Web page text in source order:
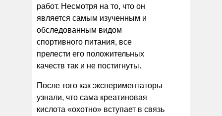
работ. Несмотря на то, что он
является самым изученным и
обследованным видом
спортивного питания, все
прелести его положительных
качеств так и не постигнуты.
После того как экспериментаторы
узнали, что сама креатиновая
кислота «охотно» вступает в связь